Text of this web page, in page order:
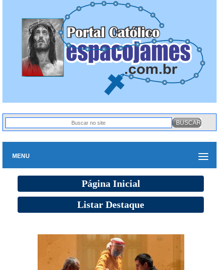
MENU
Página Inicial
Listar Destaque